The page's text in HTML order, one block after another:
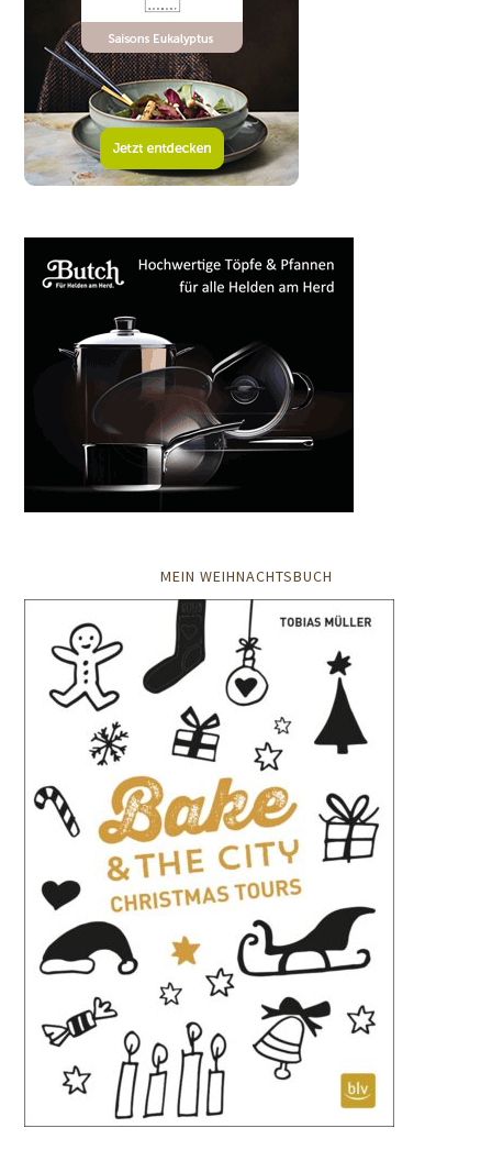
MEIN WEIHNACHTSBUCH